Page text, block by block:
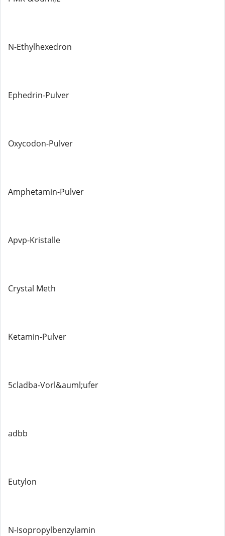
N-Ethylhexedron
Ephedrin-Pulver
Oxycodon-Pulver
Amphetamin-Pulver
Apvp-Kristalle
Crystal Meth
Ketamin-Pulver
5cladba-Vorl&auml;ufer
adbb
Eutylon
N-Isopropylbenzylamin